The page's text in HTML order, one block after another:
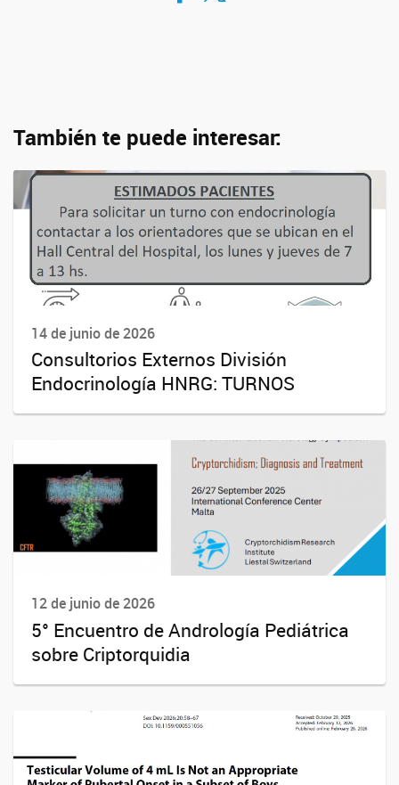
También te puede interesar:
14 de junio de 2026
Consultorios Externos División
Endocrinología HNRG: TURNOS
12 de junio de 2026
5° Encuentro de Andrología Pediátrica
sobre Criptorquidia